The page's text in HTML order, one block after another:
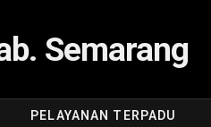
Semarang
PELAYANAN TERPADU